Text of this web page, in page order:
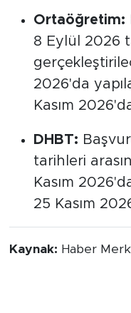
Ortaöğretim:
8 Eylül 2026
2026'da
Kasım
DHBT:
tarihleri
Kasım
25 Kasım
Kaynak: Haber